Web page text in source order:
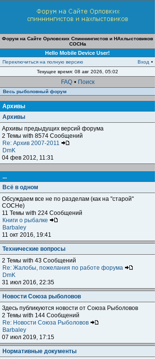
Форум на Сайте Орловских Спиннингистов и НАхлыстовиков
СОСНа
Hello Mobile Device User!
Переключиться на полную версию Вход •
Текущее время: 08 авг 2026, 05:02
FAQ • Поиск
Весь рыболовный форум
Архивы
Архивы
Архивы предыдущих версий форума
2 Темы with 8574 Сообщений
Re: Архив 2007-2011
DmK
04 фев 2012, 11:31
...
Всё в одном
Обсуждаем все не по разделам (как на "старой"
СОСНе)
11 Темы with 224 Сообщений
Книги о рыбалке
Barbaley
11 окт 2016, 19:41
Технические вопросы
2 Темы with 43 Сообщений
Re: Жалобы, пожелания по работе форума
DmK
31 июл 2016, 22:35
Новости Союза рыболовов
Здесь публикуются новости от Союза Рыболовов
2 Темы with 144 Сообщений
Re: Новости Союза Рыболовов
Barbaley
07 июл 2019, 17:15
Нормативные документы